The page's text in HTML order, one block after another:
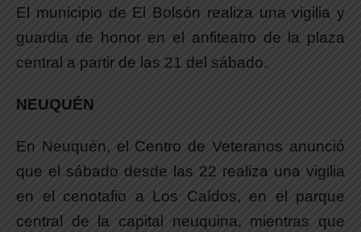
El municipio de El Bolsón realiza una vigilia y
guardia de honor en el anfiteatro de la plaza
central a partir de las 21 del sábado.
NEUQUÉN
En Neuquén, el Centro de Veteranos anunció
que el sábado desde las 22 realiza una vigilia
en el cenotafio a Los Caídos, en el parque
central de la capital neuquina, mientras que